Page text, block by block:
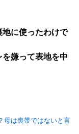
に使ったわけで
嫌って表地を中
母は喪帯ではないと言